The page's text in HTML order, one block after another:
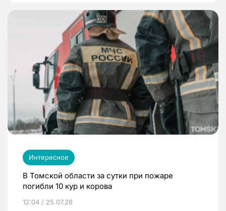
Интересное
В Томской области за сутки при пожаре
погибли 10 кур и корова
12:04 / 25.07.26